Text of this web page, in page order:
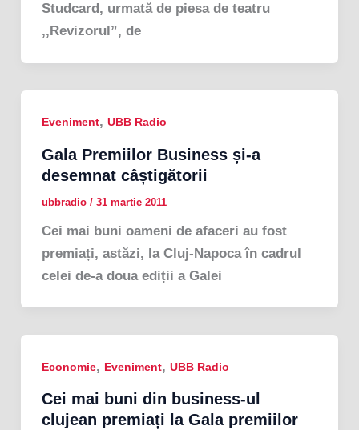
Studcard, urmată de piesa de teatru
,,Revizorul”, de
Eveniment, UBB Radio
Gala Premiilor Business și-a
desemnat câștigătorii
ubbradio / 31 martie 2011
Cei mai buni oameni de afaceri au fost
premiați, astăzi, la Cluj-Napoca în cadrul
celei de-a doua ediții a Galei
Economie, Eveniment, UBB Radio
Cei mai buni din business-ul
clujean premiați la Gala premiilor